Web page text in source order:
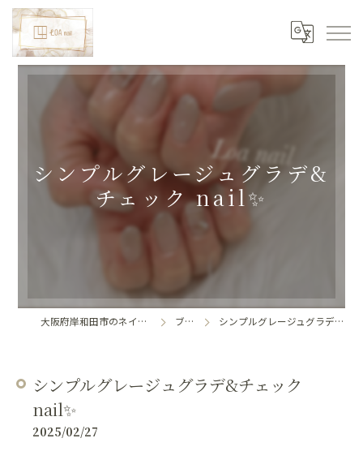
シンプルグレージュグラデ&
チェック nail✨
大阪府岸和田市のネイルならLoa nail ブログ シンプルグレージュグラデ&チェック nail✨
シンプルグレージュグラデ&チェック
nail✨
2025/02/27